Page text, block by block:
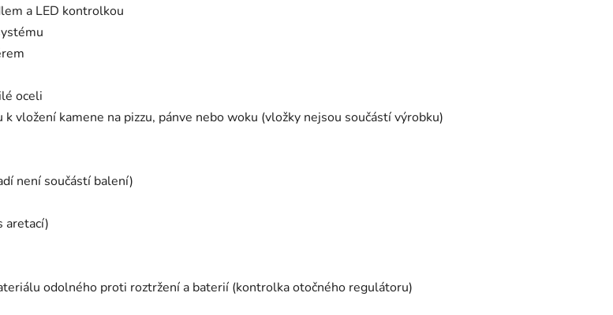
a LED kontrolkou
oceli
vložení kamene na pizzu, pánve nebo woku (vložky nejsou součástí výrobku)
není součástí balení)
aretací)
odolného proti roztržení a baterií (kontrolka otočného regulátoru)